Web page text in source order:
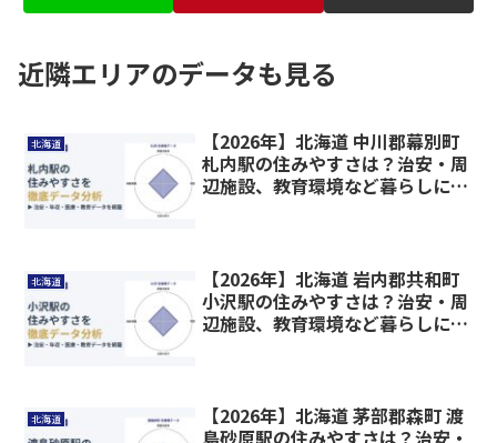
近隣エリアのデータも見る
北海道
【2026年】北海道 中川郡幕別町
札内駅の住みやすさは？治安・周
辺施設、教育環境など暮らしに関
北海道
【2026年】北海道 岩内郡共和町
小沢駅の住みやすさは？治安・周
辺施設、教育環境など暮らしに関
北海道
【2026年】北海道 茅部郡森町 渡